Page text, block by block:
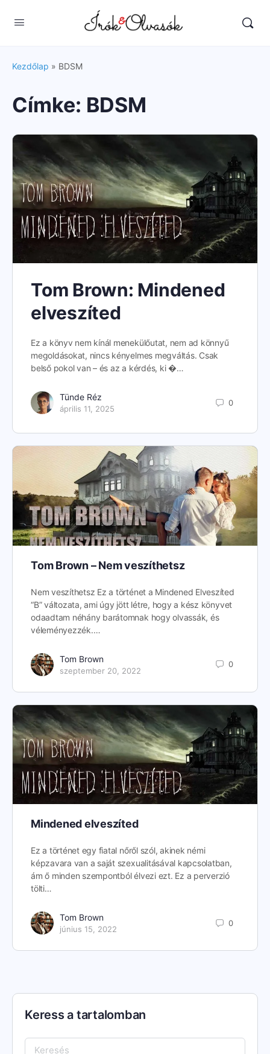
Kezdőlap » BDSM
Címke: BDSM
Tom Brown: Mindened
elveszíted
Ez a könyv nem kínál menekülőutat, nem ad könnyű
megoldásokat, nincs kényelmes megváltás. Csak
belső pokol van – és az a kérdés, ki �…
Tünde Réz
április 11, 2025
0
Tom Brown – Nem veszíthetsz
Nem veszíthetsz Ez a történet a Mindened Elveszíted
“B” változata, ami úgy jött létre, hogy a kész könyvet
odaadtam néhány barátomnak hogy olvassák, és
véleményezzék.…
Tom Brown
szeptember 20, 2022
0
Mindened elveszíted
Ez a történet egy fiatal nőről szól, akinek némi
képzavara van a saját szexualitásával kapcsolatban,
ám ő minden szempontból élvezi ezt. Ez a perverzió
tölti…
Tom Brown
június 15, 2022
0
Keress a tartalomban
Keresés: